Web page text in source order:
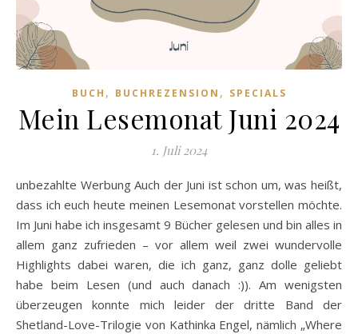
BUCH , BUCHREZENSION , SPECIALS
Mein Lesemonat Juni 2024
1. Juli 2024
unbezahlte Werbung Auch der Juni ist schon um, was heißt,
dass ich euch heute meinen Lesemonat vorstellen möchte.
Im Juni habe ich insgesamt 9 Bücher gelesen und bin alles in
allem ganz zufrieden – vor allem weil zwei wundervolle
Highlights dabei waren, die ich ganz, ganz dolle geliebt
habe beim Lesen (und auch danach :)). Am wenigsten
überzeugen konnte mich leider der dritte Band der
Shetland-Love-Trilogie von Kathinka Engel, nämlich „Where